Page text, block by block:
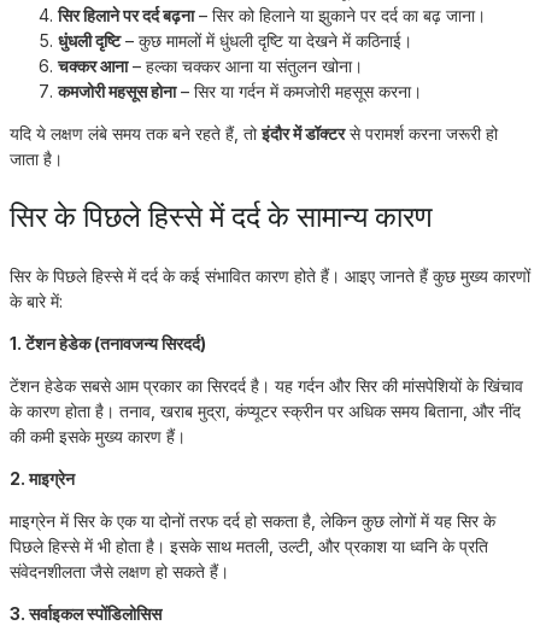
सिर हिलाने पर दर्द बढ़ना– सिर को हिलाने या झुकाने पर दर्द का बढ़ जाना।
धुंधली दृष्टि– कुछ मामलों में धुंधली दृष्टि या देखने में कठिनाई।
चक्कर आना– हल्का चक्कर आना या संतुलन खोना।
कमजोरी महसूस होना– सिर या गर्दन में कमजोरी महसूस करना।
यदि ये लक्षण लंबे समय तक बने रहते हैं, तोइंदौर में डॉक्टरसे परामर्श करना जरूरी हो
जाता है।
सिर के पिछले हिस्से में दर्द के सामान्य कारण
सिर के पिछले हिस्से में दर्द के कई संभावित कारण होते हैं। आइए जानते हैं कुछ मुख्य कारणों
के बारे में:
1. टेंशन हेडेक (तनावजन्य सिरदर्द)
टेंशन हेडेक सबसे आम प्रकार का सिरदर्द है। यह गर्दन और सिर की मांसपेशियों के खिंचाव
के कारण होता है। तनाव, खराब मुद्रा, कंप्यूटर स्क्रीन पर अधिक समय बिताना, और नींद
की कमी इसके मुख्य कारण हैं।
2. माइग्रेन
माइग्रेन में सिर के एक या दोनों तरफ दर्द हो सकता है, लेकिन कुछ लोगों में यह सिर के
पिछले हिस्से में भी होता है। इसके साथ मतली, उल्टी, और प्रकाश या ध्वनि के प्रति
संवेदनशीलता जैसे लक्षण हो सकते हैं।
3. सर्वाइकल स्पोंडिलोसिस